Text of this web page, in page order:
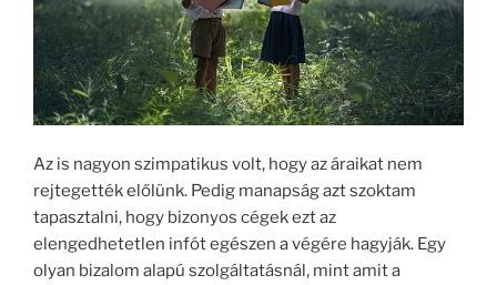
Az is nagyon szimpatikus volt, hogy az áraikat nem
rejtegették előlünk. Pedig manapság azt szoktam
tapasztalni, hogy bizonyos cégek ezt az
elengedhetetlen infót egészen a végére hagyják. Egy
olyan bizalom alapú szolgáltatásnál, mint amit a